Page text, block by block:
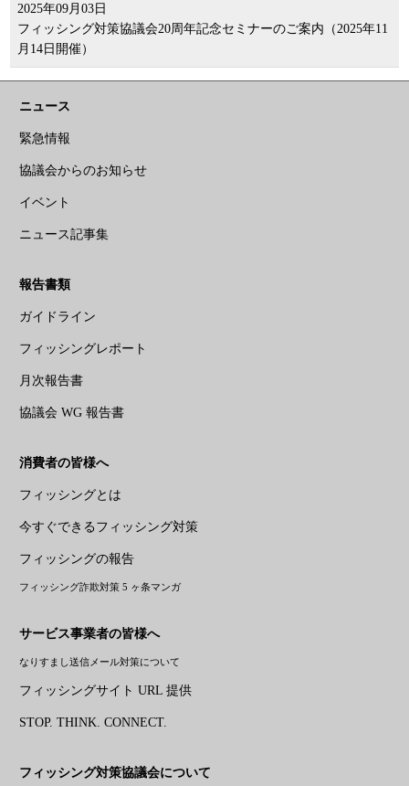
2025年09月03日
フィッシング対策協議会20周年記念セミナーのご案内（2025年11
月14日開催）
ニュース
緊急情報
協議会からのお知らせ
イベント
ニュース記事集
報告書類
ガイドライン
フィッシングレポート
月次報告書
協議会 WG 報告書
消費者の皆様へ
フィッシングとは
今すぐできるフィッシング対策
フィッシングの報告
フィッシング詐欺対策 5 ヶ条マンガ
サービス事業者の皆様へ
なりすまし送信メール対策について
フィッシングサイト URL 提供
STOP. THINK. CONNECT.
フィッシング対策協議会について